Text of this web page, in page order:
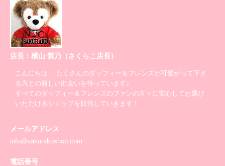
店長：横山 紫乃（さくらこ店長）
こんにちは！ たくさんのダッフィー＆フレンズが可愛がって下さ
る方との新しい出会いを待っています♪
すべてのダッフィー＆フレンズのファンの方々に安心してお選び
いただけるショップを目指していきます！
メールアドレス
info@sakurakoshop.com
電話番号